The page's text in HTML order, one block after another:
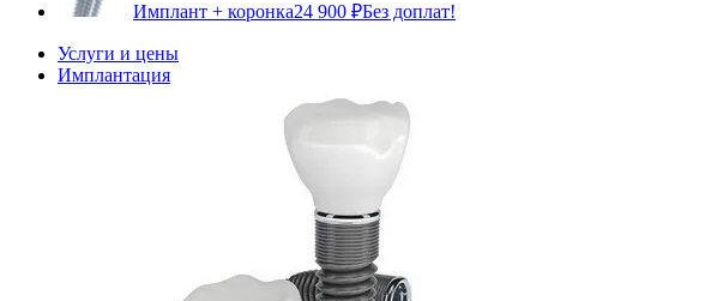
Имплант + коронка24 900 ₽Без доплат!
Услуги и цены
Имплантация